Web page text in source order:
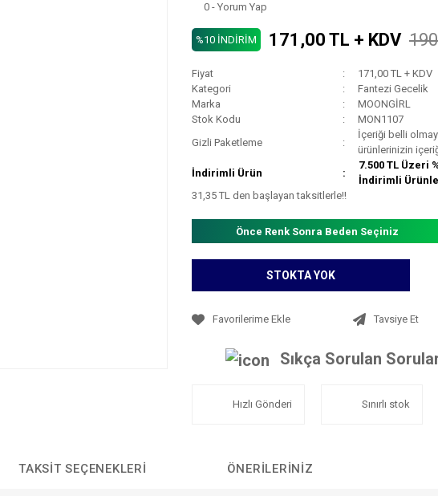
0 - Yorum Yap
%10 İNDİRİM 171,00 TL + KDV
Fiyat
171,00 TL + KDV
Kategori
Fantezi Gecelik
Marka
MOONGİRL
Stok Kodu
MON1107
Gizli Paketleme
İçeriği belli
ürünlerinizin
İndirimli Ürün
7.500 TL Üzeri
İndirimli
31,35 TL den başlayan taksitlerle!!
Önce Renk Sonra Beden Seçiniz
STOKTA YOK
Tavsiye Et
Sıkça Sorulan
Hızlı Gönderi Sınırlı stok
TAKSIT SEÇENEKLERI ÖNERILERINIZ